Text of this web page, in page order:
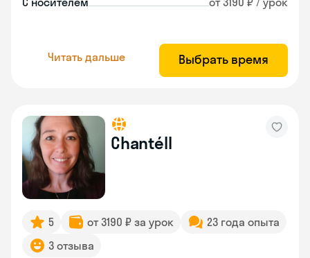
Читать дальше Выбрать время
Chantéll
5 от 3190 ₽ за урок
23 года опыта
3 отзыва